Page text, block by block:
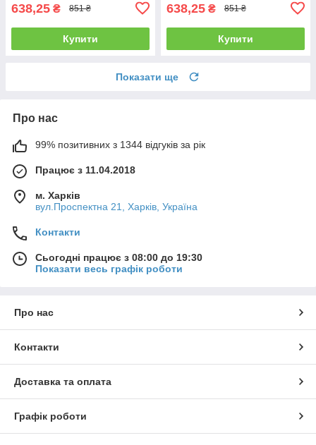
638,25 ₴ 851 ₴
Купити
638,25 ₴ 851 ₴
Купити
Показати ще
Про нас
99% позитивних з 1344 відгуків за рік
Працює з 11.04.2018
м. Харків
вул.Проспектна 21, Харків, Україна
Контакти
Сьогодні працює з 08:00 до 19:30
Показати весь графік роботи
Про нас
Контакти
Доставка та оплата
Графік роботи